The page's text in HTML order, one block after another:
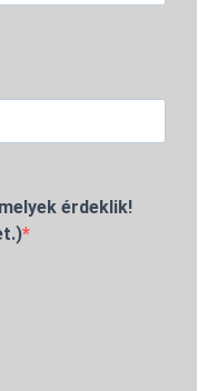
érdeklik!